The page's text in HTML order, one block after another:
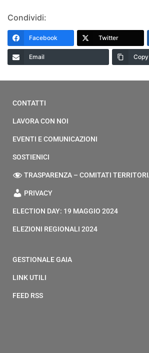
Condividi:
Facebook Twitter
Email
CONTATTI
LAVORA CON NOI
EVENTI E COMUNICAZIONI
SOSTIENICI
TRASPARENZA – COMITATI
PRIVACY
ELECTION DAY: 19 MAGGIO 2024
ELEZIONI REGIONALI 2024
GESTIONALE GAIA
LINK UTILI
FEED RSS